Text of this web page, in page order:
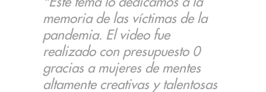
memoria de las víctimas de la
pandemia. El video fue
realizado con presupuesto 0
gracias a mujeres de mentes
altamente creativas y talentosas